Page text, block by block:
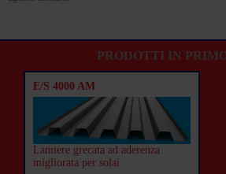
PRODOTTI IN
E/S 4000 AM
Lamiere grecata ad aderenza
migliorata per solai.